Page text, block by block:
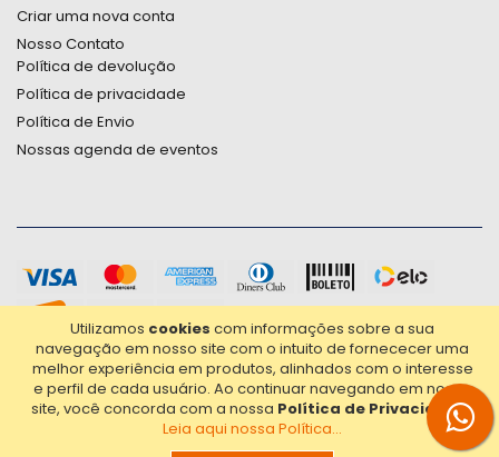
Utilizamos cookies com informações sobre a sua
navegação em nosso site com o intuito de fornececer uma
melhor experiência em produtos, alinhados com o interesse
e perfil de cada usuário. Ao continuar navegando em nosso
site, você concorda com a nossa Política de Privacidade.
Leia aqui nossa Política...
Criar uma nova conta
Nosso Contato
Política de devolução
Política de privacidade
Política de Envio
Nossas agenda de eventos
2021© Copyright Poligrafica Bazar Ltda- CNPJ 42.500.090/0001-